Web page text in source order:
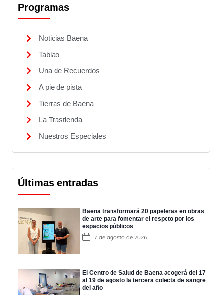
Programas
Noticias Baena
Tablao
Una de Recuerdos
A pie de pista
Tierras de Baena
La Trastienda
Nuestros Especiales
Últimas entradas
Baena transformará 20 papeleras en obras
de arte para fomentar el respeto por los
espacios públicos
7 de agosto de 2026
El Centro de Salud de Baena acogerá del 17
al 19 de agosto la tercera colecta de sangre
del año